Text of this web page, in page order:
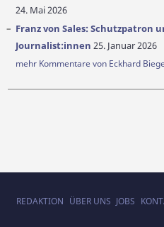
24. Mai 2026
Franz von Sales: Schutzpatron
Journalist:innen 25. Januar 2026
mehr Kommentare von Eckhard
REDAKTION ÜBER UNS JOBS